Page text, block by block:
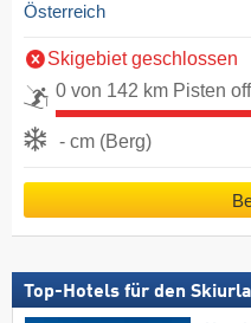
Österreich
Skigebiet geschlossen
0 von 142 km Pisten
- cm (Berg)
Top-Hotels für den